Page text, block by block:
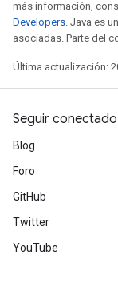
más información,
Developers. Java es
asociadas. Parte del
Última actualización:
Seguir conectado
Blog
Foro
GitHub
Twitter
YouTube